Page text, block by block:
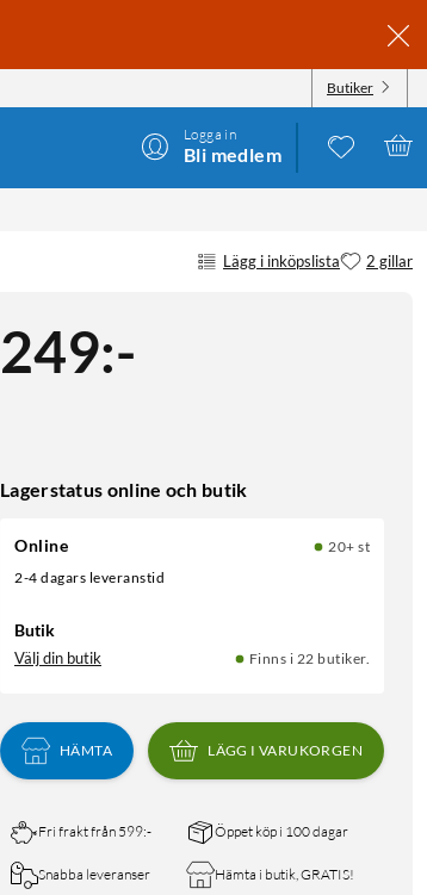
Butiker
Logga in
Bli medlem
Lägg i inköpslista 2 gillar
249:-
Lagerstatus online och butik
Online
20+ st
2-4 dagars leveranstid
Butik
Välj din butik Finns i 22 butiker.
HÄMTA LÄGG I VARUKORGEN
Fri frakt från 599:- Öppet köp i 100 dagar
Snabba leveranser Hämta i butik, GRATIS!